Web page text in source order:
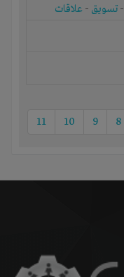
- تسويق - علاقات
8
9
10
11